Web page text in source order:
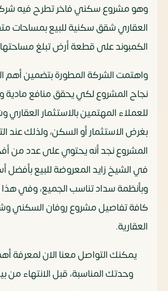
وهو مشروع سكني فاخر تطرح فيه
العقاري شقق سكنية للبيع بمساحات
الكمبوند على قطعة أرض تبلغ مساحتها 15 فدان.
واهتمت الشركة المطورة بتضمين أهم
نجاح المشروع لكي يحقق منافع مادية
للعملاء المهتمين بالاستثمار
بغرض الاستثمار أو السكن، ولذلك عند
المشروع نجد أنه يحتوي على عدد من
في الشيخ زايد المعروضة للبيع بأفضل
وبأنظمة سداد تناسب الجميع، وفي
كافة تفاصيل مشروع روفان السكني
العقارية.
يمكنك التواصل معنا الان لمعرفة
وحدتك المناسبة، قبل الانتهاء من